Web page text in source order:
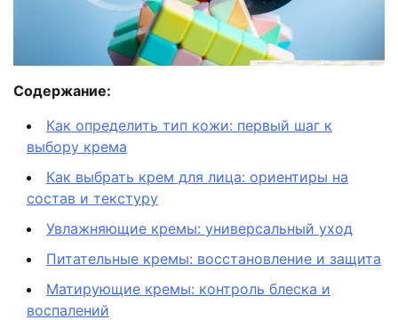
Содержание:
Как определить тип кожи: первый шаг к
выбору крема
Как выбрать крем для лица: ориентиры на
состав и текстуру
Увлажняющие кремы: универсальный уход
Питательные кремы: восстановление и защита
Матирующие кремы: контроль блеска и
воспалений